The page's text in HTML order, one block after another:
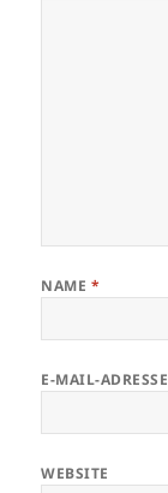
NAME *
E-MAIL-ADRESSE
WEBSITE